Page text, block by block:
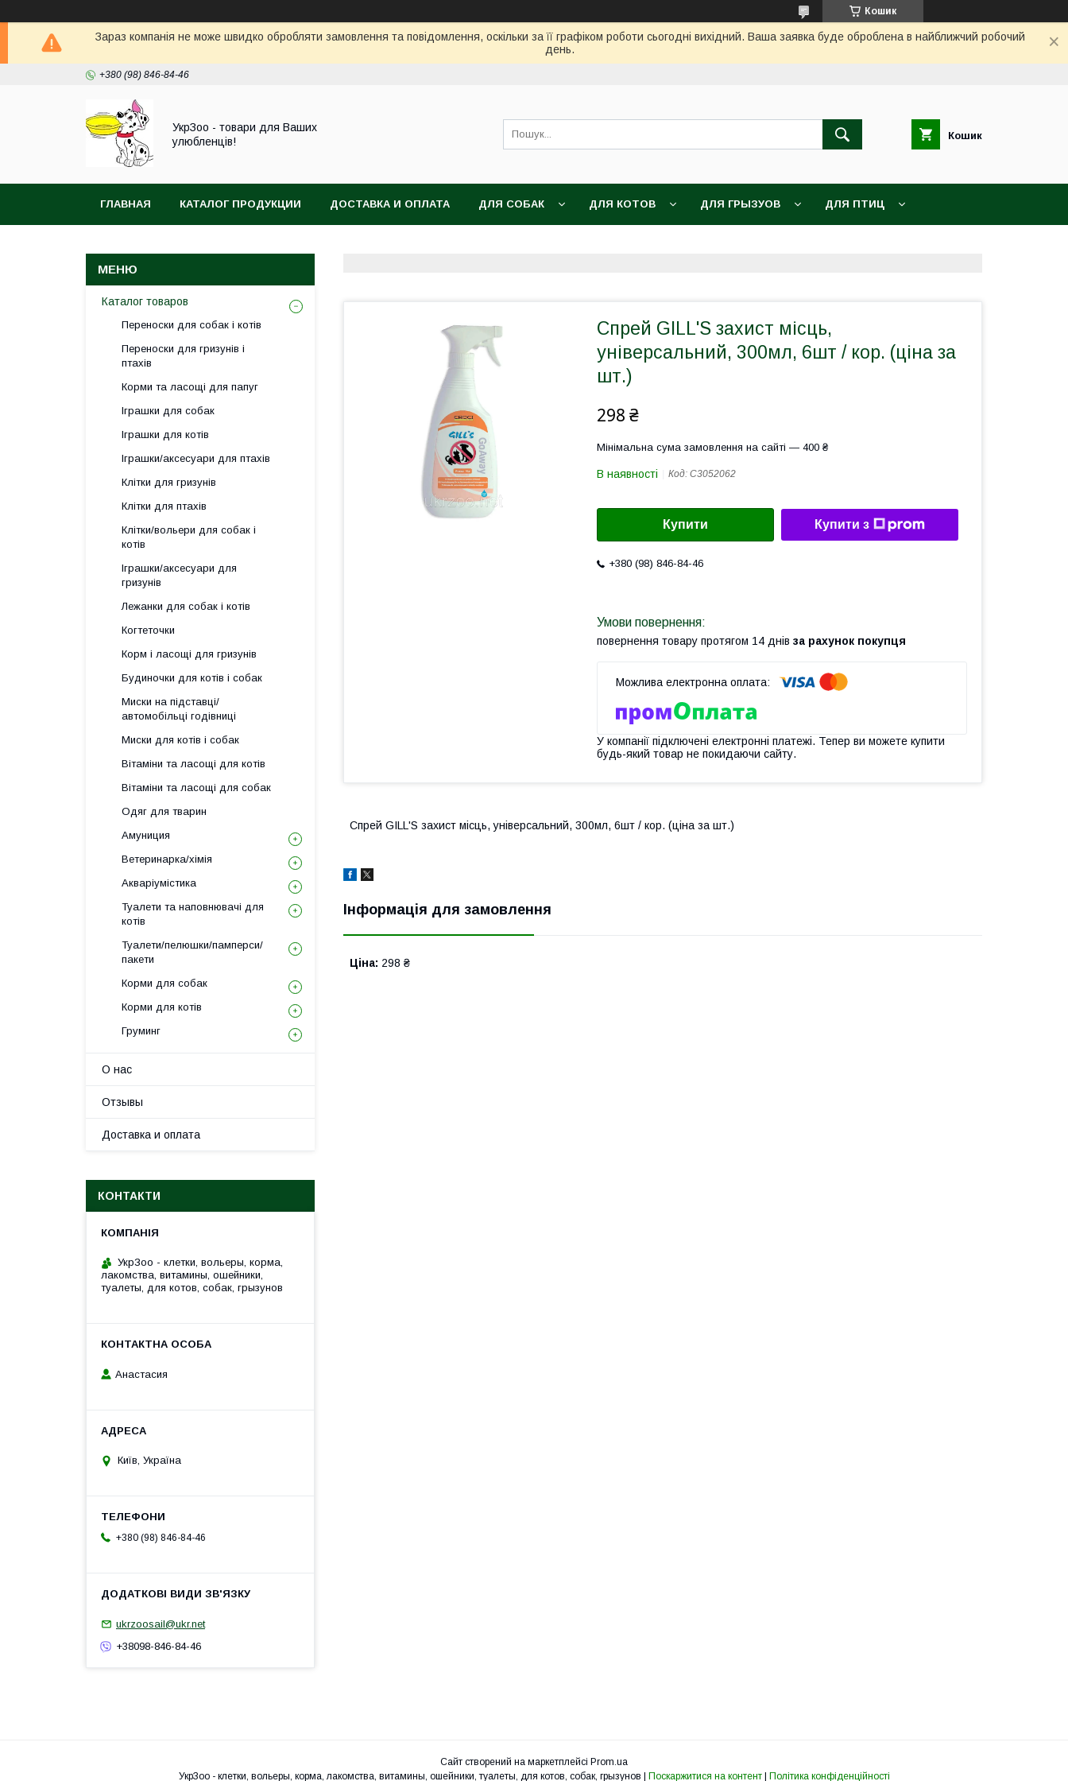
Кошик
Зараз компанія не може швидко обробляти замовлення та повідомлення, оскільки за її графіком роботи сьогодні вихідний. Ваша заявка буде оброблена в найближчий робочий
день.
+380 (98) 846-84-46
УкрЗоо - товари для Ваших
улюбленців!
Кошик
ГЛАВНАЯ КАТАЛОГ ПРОДУКЦИИ ДОСТАВКА И ОПЛАТА ДЛЯ СОБАК ДЛЯ КОТОВ ДЛЯ ГРЫЗУОВ ДЛЯ ПТИЦ
Спрей GILL'S захист місць,
універсальний, 300мл, 6шт / кор. (ціна за
шт.)
298 ₴
Мінімальна сума замовлення на сайті — 400 ₴
В наявності Код: C3052062
Купити Купити з
+380 (98) 846-84-46
повернення товару протягом 14 днів за рахунок покупця
У компанії підключені електронні платежі. Тепер ви можете купити
будь-який товар не покидаючи сайту.
Спрей GILL'S захист місць, універсальний, 300мл, 6шт / кор. (ціна за шт.)
Інформація для замовлення
Ціна: 298 ₴
Каталог товаров
Переноски для собак і котів
Переноски для гризунів і
птахів
Корми та ласощі для папуг
Іграшки для собак
Іграшки для котів
Іграшки/аксесуари для птахів
Клітки для гризунів
Клітки для птахів
Клітки/вольери для собак і
котів
Іграшки/аксесуари для
гризунів
Лежанки для собак і котів
Когтеточки
Корм і ласощі для гризунів
Будиночки для котів і собак
Миски на підставці/
автомобільці годівниці
Миски для котів і собак
Вітаміни та ласощі для котів
Вітаміни та ласощі для собак
Одяг для тварин
Амуниция
Ветеринарка/хімія
Акваріумістика
Туалети та наповнювачі для
котів
Туалети/пелюшки/памперси/
пакети
Корми для собак
Корми для котів
Груминг
О нас
Отзывы
Доставка и оплата
КОНТАКТИ
УкрЗоо - клетки, вольеры, корма,
лакомства, витамины, ошейники,
туалеты, для котов, собак, грызунов
Анастасия
Київ, Україна
+380 (98) 846-84-46
ukrzoosail@ukr.net
+38098-846-84-46
Сайт створений на маркетплейсі Prom.ua
Поскаржитися на контент Політика конфіденційності